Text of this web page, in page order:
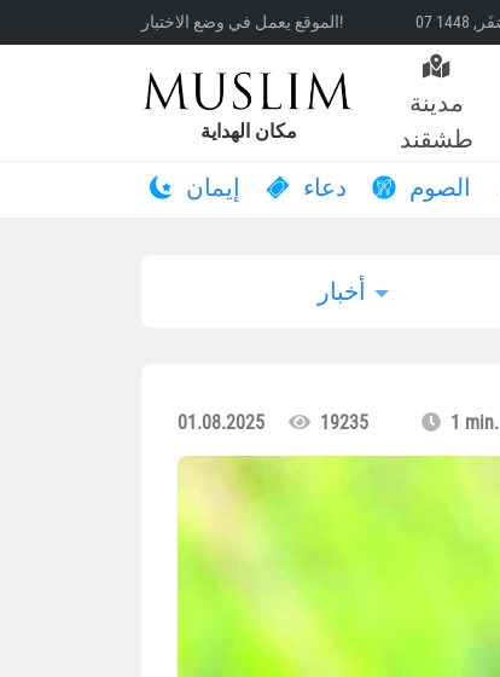
الموقع يعمل في وضع الاختبار!
مكان الهداية
مدينة
طشقند
إيمان دعاء الصوم
أخبار
01.08.2025 19235 1 min.